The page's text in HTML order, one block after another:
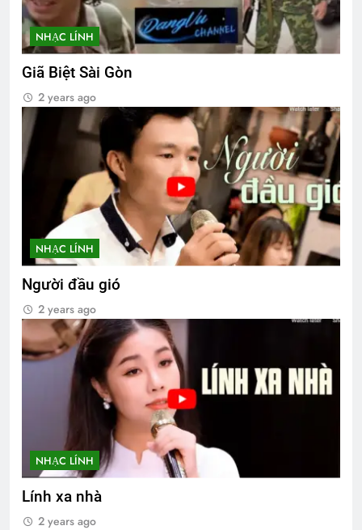
NHẠC LÍNH
Giã Biệt Sài Gòn
2 years ago
NHẠC LÍNH
Người đầu gió
2 years ago
NHẠC LÍNH
Lính xa nhà
2 years ago